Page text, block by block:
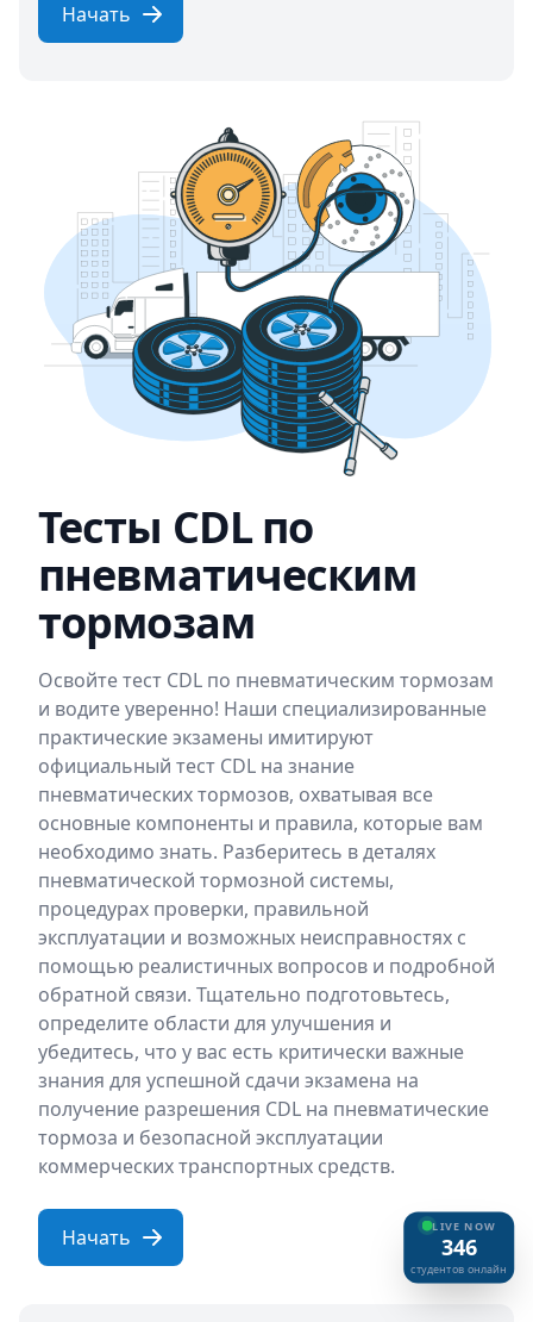
LIVE NOW
346
cтудентов онлайн
Начать
Тесты CDL по
пневматическим
тормозам
Освойте тест CDL по пневматическим тормозам
и водите уверенно! Наши специализированные
практические экзамены имитируют
официальный тест CDL на знание
пневматических тормозов, охватывая все
основные компоненты и правила, которые вам
необходимо знать. Разберитесь в деталях
пневматической тормозной системы,
процедурах проверки, правильной
эксплуатации и возможных неисправностях с
помощью реалистичных вопросов и подробной
обратной связи. Тщательно подготовьтесь,
определите области для улучшения и
убедитесь, что у вас есть критически важные
знания для успешной сдачи экзамена на
получение разрешения CDL на пневматические
тормоза и безопасной эксплуатации
коммерческих транспортных средств.
Начать